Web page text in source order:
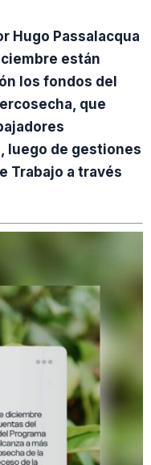
Hugo Passalacqua
están
los fondos del
que
luego de gestiones
Trabajo a través